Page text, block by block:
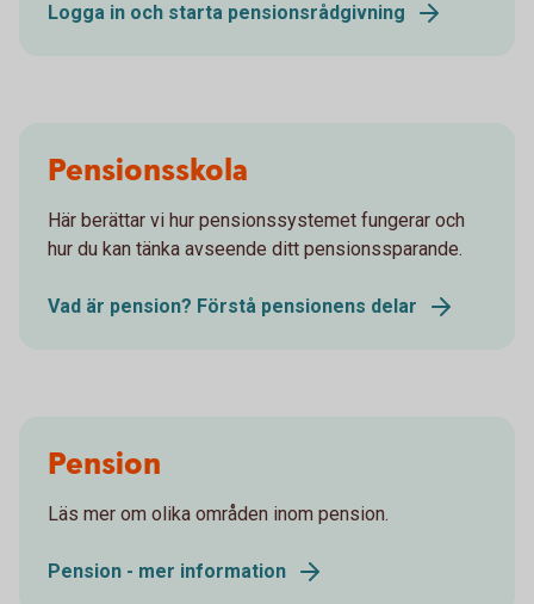
Logga in och starta pensionsrådgivning
Pensionsskola
Här berättar vi hur pensionssystemet fungerar och
hur du kan tänka avseende ditt pensionssparande.
Vad är pension? Förstå pensionens delar
Pension
Läs mer om olika områden inom pension.
Pension - mer information